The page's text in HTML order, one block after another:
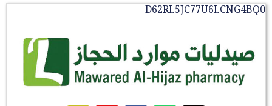
D62RL5JC77U6LCNG4BQ0